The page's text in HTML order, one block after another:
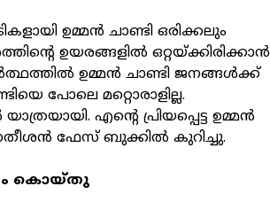
ഉമ്മന്‍ ചാണ്ടി ഒരിക്കലും
ഉയരങ്ങളില്‍ ഒറ്റയ്ക്കിരിക്കാന്‍
ഉമ്മന്‍ ചാണ്ടി ജനങ്ങള്‍ക്ക്
പോലെ മറ്റൊരാളില്ല.
എന്റെ പ്രിയപ്പെട്ട ഉമ്മന്‍
സതീശന്‍ ഫേസ് ബുക്കില്‍ കുറിച്ചു.
കൊയ്തു